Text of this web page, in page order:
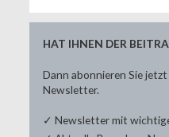
HAT IHNEN DER
Dann abonnieren Sie
Newsletter.
✓ Newsletter mit